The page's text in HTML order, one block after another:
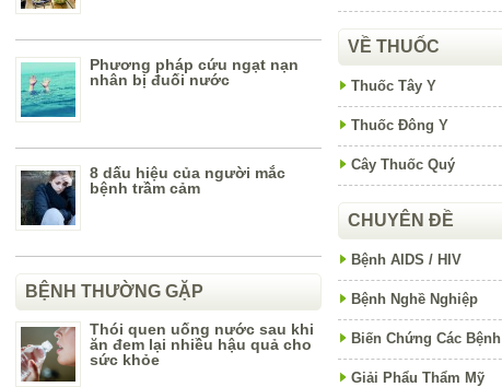
Phương pháp cứu ngạt nạn
nhân bị đuối nước
8 dấu hiệu của người mắc
bệnh trầm cảm
BỆNH THƯỜNG GẶP
Thói quen uống nước sau khi
ăn đem lại nhiều hậu quả cho
sức khỏe
VỀ THUỐC
Thuốc Tây Y
Thuốc Đông Y
Cây Thuốc Quý
CHUYÊN ĐỀ
Bệnh AIDS / HIV
Bệnh Nghề Nghiệp
Biến Chứng Các Bệnh
Giải Phẩu Thẩm Mỹ